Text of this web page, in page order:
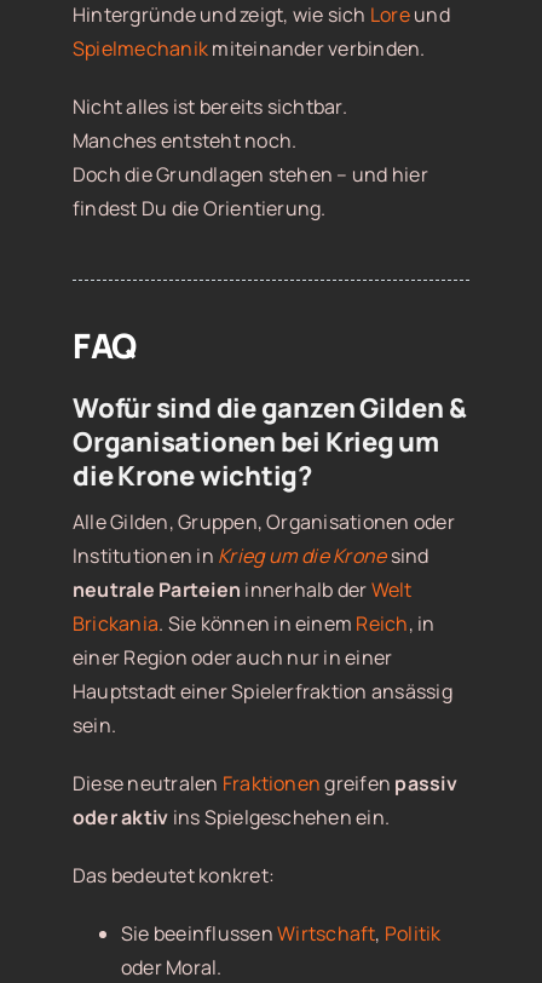
Hintergründe und zeigt, wie sich Loreund
Spielmechanikmiteinander verbinden.
Nicht alles ist bereits sichtbar.
Manches entsteht noch.
Doch die Grundlagen stehen – und hier
findest Du die Orientierung.
FAQ
Wofür sind die ganzen Gilden &
Organisationen bei Krieg um
die Krone wichtig?
Alle Gilden, Gruppen, Organisationen oder
Institutionen in Krieg um die Kronesind
neutrale Parteien innerhalb derWelt
Brickania. Sie können in einem Reich, in
einer Region oder auch nur in einer
Hauptstadt einer Spielerfraktion ansässig
sein.
Diese neutralen Fraktionengreifen passiv
oder aktiv ins Spielgeschehen ein.
Das bedeutet konkret:
Sie beeinflussenWirtschaft, Politik
oder Moral.